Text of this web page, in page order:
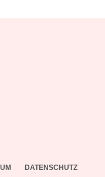
DATENSCHUTZ